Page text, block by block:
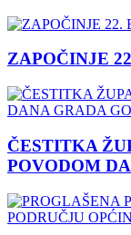
ZAPOČINJE
ČESTITKA
POVODOM